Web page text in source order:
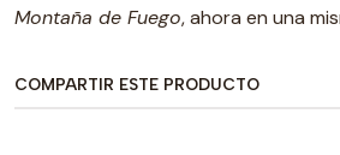
Montaña de Fuego, ahora en una
COMPARTIR ESTE PRODUCTO